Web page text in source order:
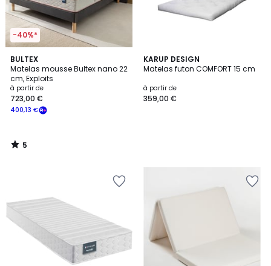
-40%*
BULTEX
Matelas mousse Bultex nano 22
cm, Exploits
à partir de
400,13 €
723,00 €
5
/
5
5
/
KARUP DESIGN
Matelas futon COMFORT 15 cm
à partir de
359,00 €